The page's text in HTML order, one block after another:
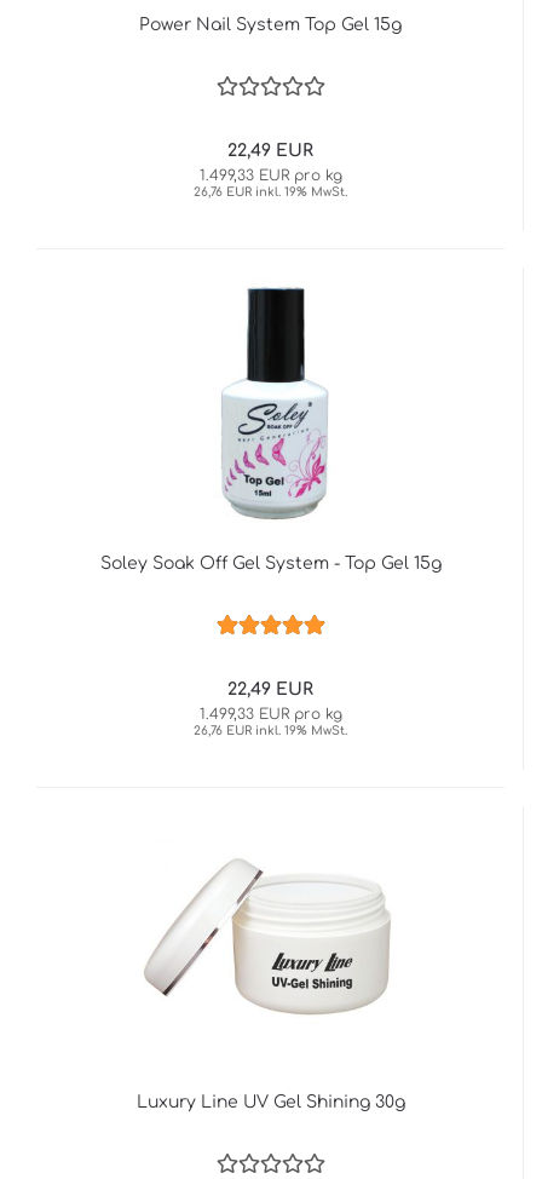
Power Nail System Top Gel 15g
22,49 EUR
1.499,33 EUR pro kg
26,76 EUR inkl. 19% MwSt.
Soley Soak Off Gel System - Top Gel 15g
22,49 EUR
1.499,33 EUR pro kg
26,76 EUR inkl. 19% MwSt.
Luxury Line UV Gel Shining 30g